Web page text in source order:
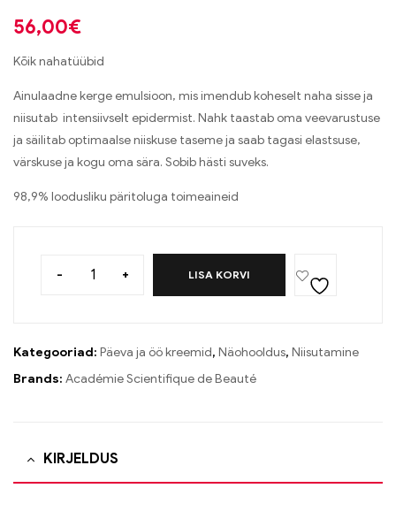
56,00€
Kõik nahatüübid
Ainulaadne kerge emulsioon, mis imendub koheselt naha sisse ja
niisutab intensiivselt epidermist. Nahk taastab oma veevarustuse
ja säilitab optimaalse niiskuse taseme ja saab tagasi elastsuse,
värskuse ja kogu oma sära. Sobib hästi suveks.
98,9% loodusliku päritoluga toimeaineid
- + LISA KORVI
Kategooriad: Päeva ja öö kreemid, Näohooldus, Niisutamine
Brands: Académie Scientifique de Beauté
KIRJELDUS